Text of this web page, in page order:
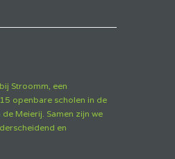
Stroomm, een
openbare scholen in de
Meierij. Samen zijn we
en